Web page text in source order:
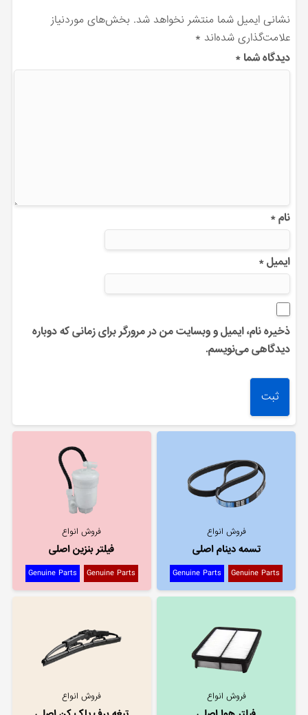
نشانی ایمیل شما منتشر نخواهد شد. بخش‌های موردنیاز
علامت‌گذاری شده‌اند *
دیدگاه شما*
نام*
ایمیل*
ذخیره نام، ایمیل و وبسایت من در مرورگر برای زمانی که دوباره
دیدگاهی می‌نویسم.
فروش انواع
تسمه دینام اصلی
Genuine Parts
Genuine Parts
فروش انواع
فیلتر بنزین اصلی
Genuine Parts
Genuine Parts
فروش انواع فروش انواع